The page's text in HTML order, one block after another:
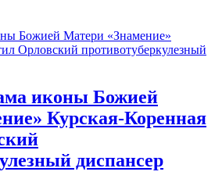
иконы Божией
Курская-Коренная
диспансер